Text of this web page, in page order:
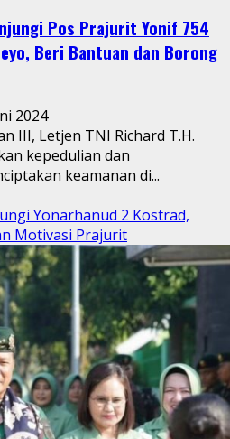
Pos Prajurit Yonif 754
Beri Bantuan dan Borong
2024
III, Letjen TNI Richard T.H.
kepedulian dan
keamanan di...
Yonarhanud 2 Kostrad,
Motivasi Prajurit